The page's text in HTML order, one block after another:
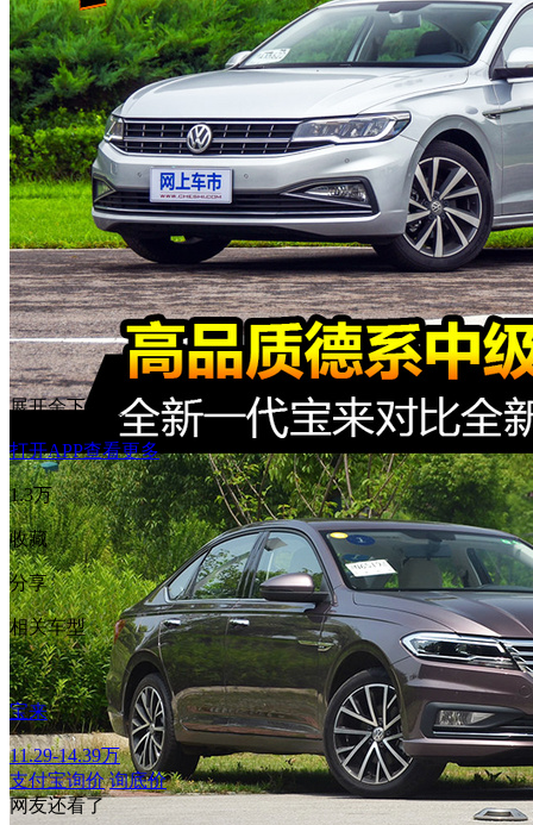
展开余下全文
打开APP查看更多
1.3万
收藏
分享
相关车型
宝来
11.29-14.39万
支付宝询价 询底价
网友还看了